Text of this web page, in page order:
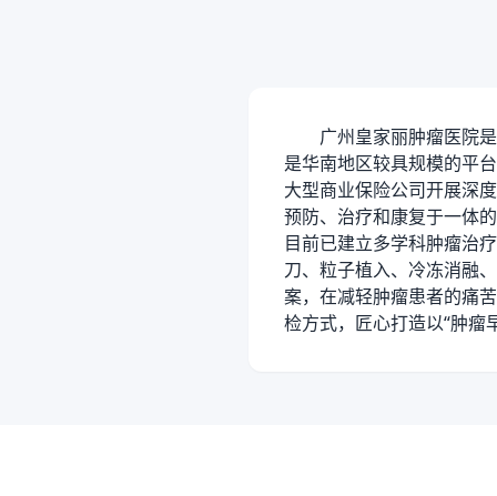
广州皇家丽肿瘤医院
是华南地区较具规模的平
大型商业保险公司开展深
预防、治疗和康复于一体
目前已建立多学科肿瘤治
刀、粒子植入、冷冻消融
案，在减轻肿瘤患者的痛
检方式，匠心打造以“肿瘤